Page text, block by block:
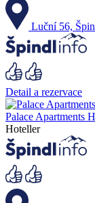
Luční 56,
Detail a rezervace
Palace Apartments
Hoteller